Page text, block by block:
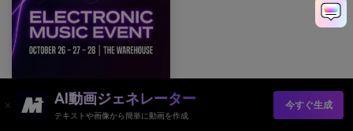
プロンプト：プレーンかつ暗い背景に、深い紫と黒を主体とし、
エレクトリックバイオレットとマゼンタのアクセント、太字タイ
ポグラフィ、抽象的なネオン形状、人物なし、手なし、写真なし -
AI動画ジェネレーター
テキストや画像から簡単に動画を作成
今すぐ生成